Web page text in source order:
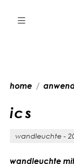
home
ics
wandleuchte -
wandleuchte